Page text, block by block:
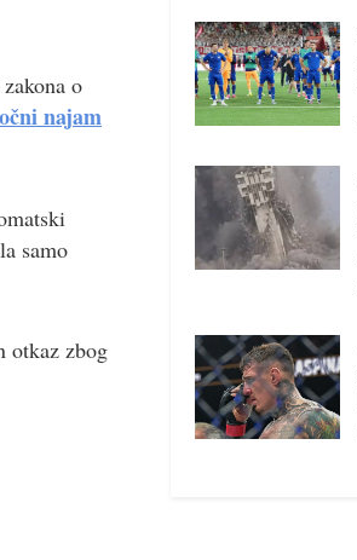
o
najam
samo
otkaz zbog